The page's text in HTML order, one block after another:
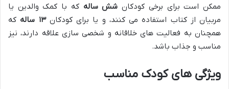
ممکن است برای برخی کودکان شش ساله که با کمک والدین یا
مربیان از کتاب استفاده می کنند، و یا برای کودکان۱۳ ساله
که
همچنان به فعالیت های خلاقانه و شخصی سازی علاقه دارند، نیز
مناسب و جذاب باشد.
ویژگی های کودک مناسب